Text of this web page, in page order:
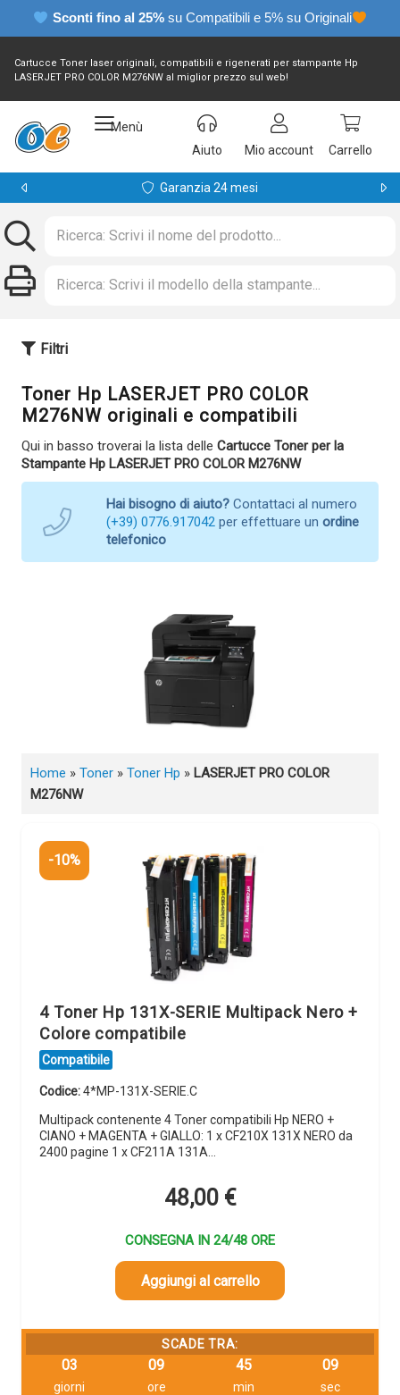
Sconti fino al 25% su Compatibili e 5% su Originali
Cartucce Toner laser originali, compatibili e rigenerati per stampante Hp
LASERJET PRO COLOR M276NW al miglior prezzo sul web!
Menù
Aiuto
Mio account Carrello
Garanzia 24 mesi
Filtri
Toner Hp LASERJET PRO COLOR
M276NW originali e compatibili
Qui in basso troverai la lista delle Cartucce Toner per la
Stampante Hp LASERJET PRO COLOR M276NW
Hai bisogno di aiuto? Contattaci al numero
(+39) 0776.917042 per effettuare un ordine
telefonico
Home » Toner » Toner Hp » LASERJET PRO COLOR
M276NW
-10%
4 Toner Hp 131X-SERIE Multipack Nero +
Colore compatibile
Compatibile
Codice:4*MP-131X-SERIE.C
Multipack contenente 4 Toner compatibili Hp NERO +
CIANO + MAGENTA + GIALLO: 1 x CF210X 131X NERO da
2400 pagine 1 x CF211A 131A…
48,00 €
CONSEGNA IN 24/48 ORE
Aggiungi al carrello
SCADE TRA:
03
giorni
09
ore
45
min
09
sec